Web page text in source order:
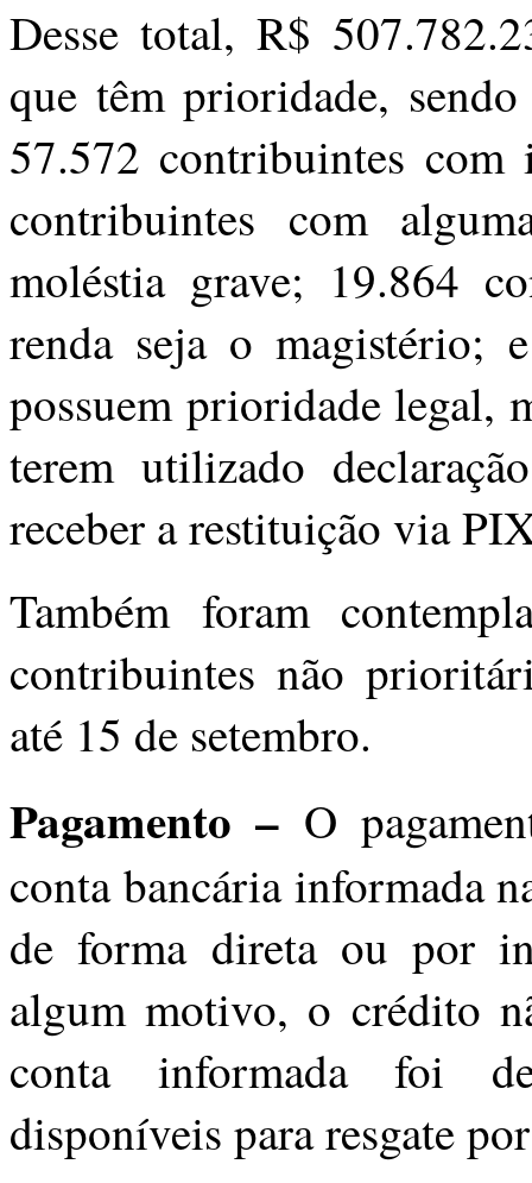
Desse total, R$
que têm prioridade,
57.572 contribuintes
contribuintes com
moléstia grave; 19.864
renda seja o magistério;
possuem prioridade legal,
terem utilizado
receber a restituição via
Também foram
contribuintes não
até 15 de setembro.
Pagamento – O
conta bancária informada
de forma direta ou por
algum motivo, o crédito
conta informada foi
disponíveis para resgate